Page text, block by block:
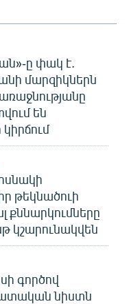
ը փակ է.
մարզիկներն
են
թեկնածուի
քննարկումները
կշարունակվեն
գործով
նիստն